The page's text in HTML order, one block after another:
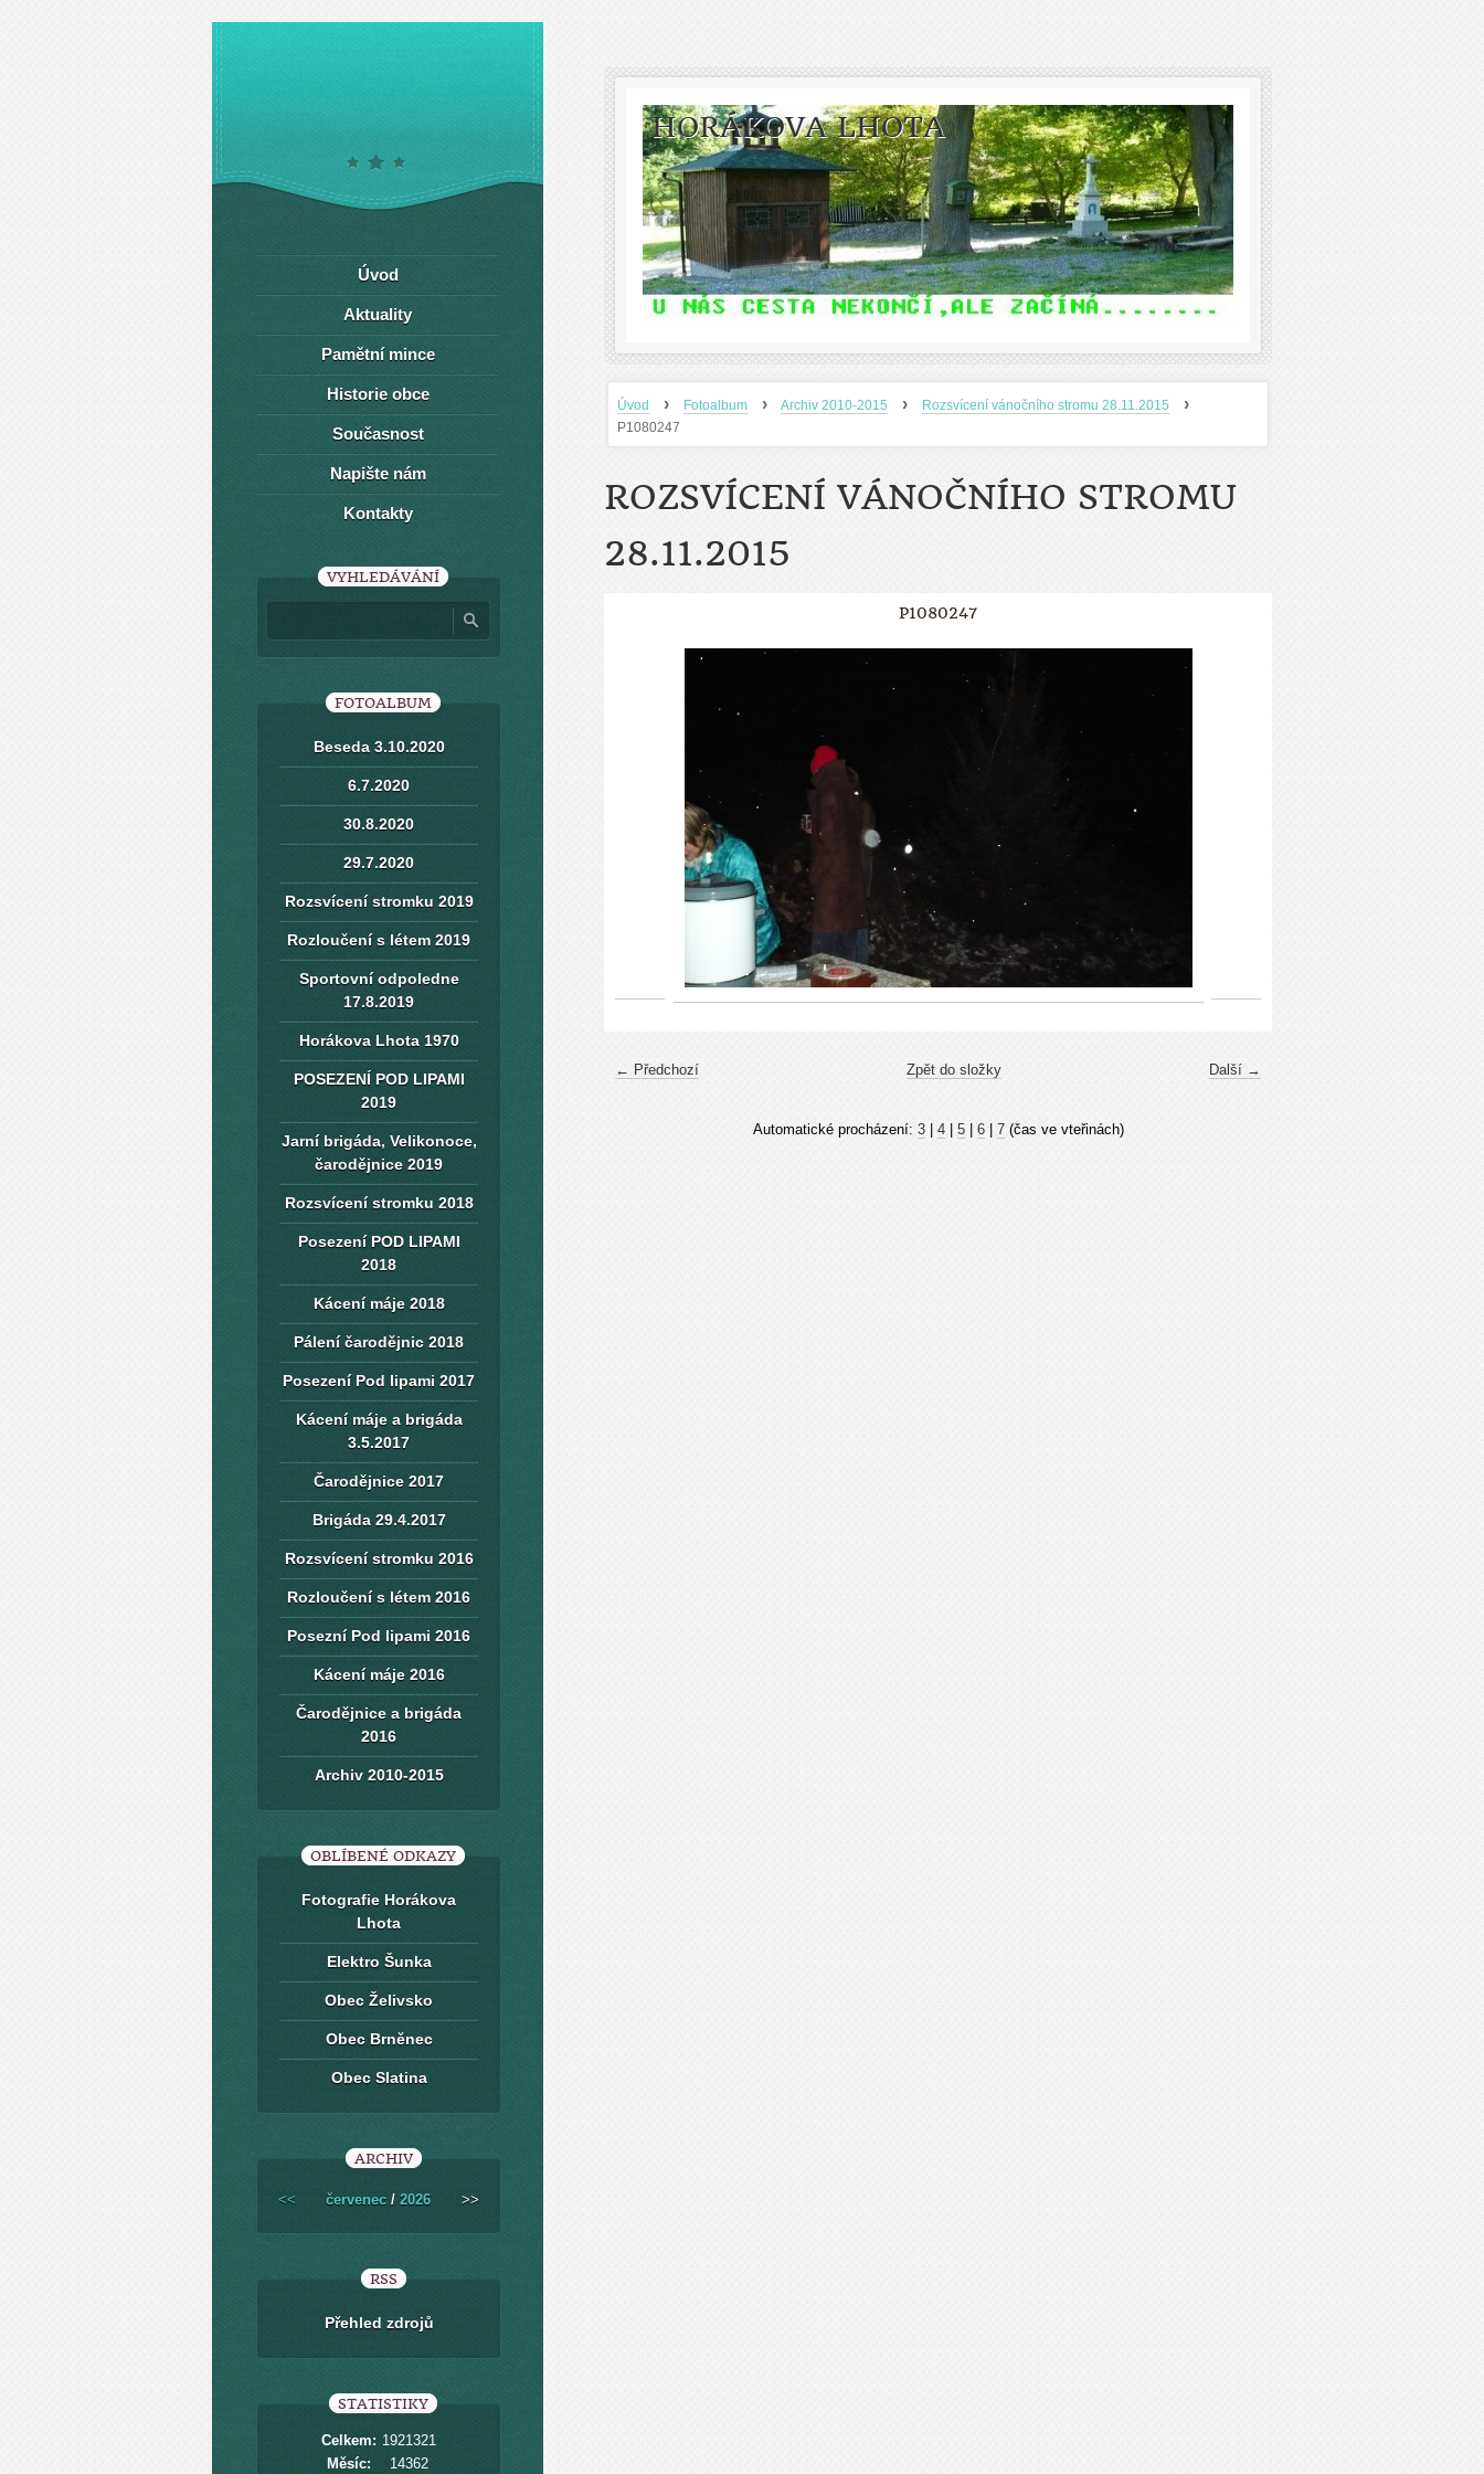
HORÁKOVA LHOTA
Úvod › Fotoalbum › Archiv 2010-2015 › Rozsvícení vánočního stromu 28.11.2015 ›
P1080247
ROZSVÍCENÍ VÁNOČNÍHO STROMU
28.11.2015
P1080247
← Předchozí Další →
Zpět do složky
Automatické procházení: 3| 4| 5| 6| 7(čas ve vteřinách)
Úvod
Aktuality
Pamětní mince
Historie obce
Současnost
Napište nám
Kontakty
VYHLEDÁVÁNÍ
FOTOALBUM
Beseda 3.10.2020
6.7.2020
30.8.2020
29.7.2020
Rozsvícení stromku 2019
Rozloučení s létem 2019
Sportovní odpoledne
17.8.2019
Horákova Lhota 1970
POSEZENÍ POD LIPAMI
2019
Jarní brigáda, Velikonoce,
čarodějnice 2019
Rozsvícení stromku 2018
Posezení POD LIPAMI
2018
Kácení máje 2018
Pálení čarodějnic 2018
Posezení Pod lipami 2017
Kácení máje a brigáda
3.5.2017
Čarodějnice 2017
Brigáda 29.4.2017
Rozsvícení stromku 2016
Rozloučení s létem 2016
Posezní Pod lipami 2016
Kácení máje 2016
Čarodějnice a brigáda
2016
Archiv 2010-2015
OBLÍBENÉ ODKAZY
Fotografie Horákova
Lhota
Elektro Šunka
Obec Želivsko
Obec Brněnec
Obec Slatina
ARCHIV
<< červenec / 2026 >>
RSS
Přehled zdrojů
STATISTIKY
Celkem: 1921321
Měsíc:
14362